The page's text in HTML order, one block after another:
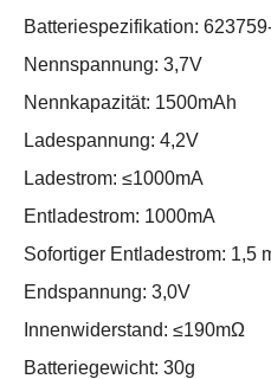
Batteriespezifikation:
Nennspannung: 3,7V
Nennkapazität: 1500mAh
Ladespannung: 4,2V
Ladestrom: ≤1000mA
Entladestrom: 1000mA
Sofortiger Entladestrom: 1,5
Endspannung: 3,0V
Innenwiderstand: ≤190mΩ
Batteriegewicht: 30g